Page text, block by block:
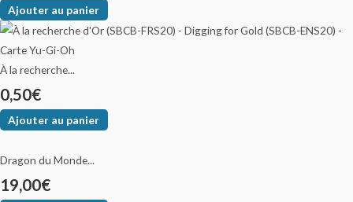
Ajouter au panier
À la recherche...
0,50€
Ajouter au panier
Dragon du Monde...
19,00€